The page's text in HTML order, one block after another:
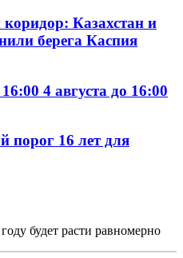
Казахстан и
берега Каспия
4 августа до 16:00
порог 16 лет для
будет расти равномерно